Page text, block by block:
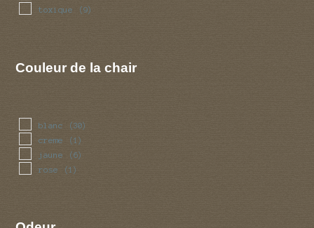
toxique (9)
Couleur de la chair
blanc (30)
creme (1)
jaune (6)
rose (1)